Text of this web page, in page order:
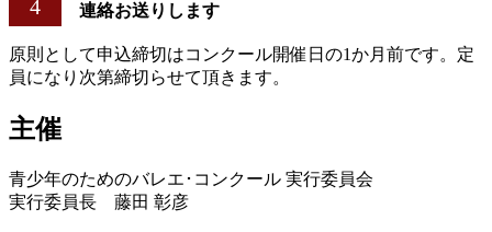
連絡お送りします
原則として申込締切はコンクール開催日の1か月前です。定
員になり次第締切らせて頂きます。
主催
青少年のためのバレエ･コンクール 実行委員会
実行委員長 藤田 彰彦